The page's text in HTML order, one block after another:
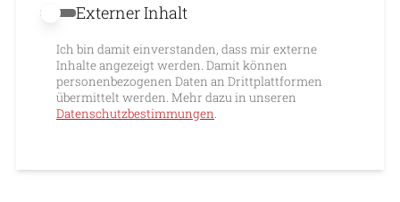
Externer Inhalt erlauben
Externer Inhalt
Ich bin damit einverstanden, dass mir externe
Inhalte angezeigt werden. Damit können
personenbezogenen Daten an Drittplattformen
übermittelt werden. Mehr dazu in unseren
Datenschutzbestimmungen.